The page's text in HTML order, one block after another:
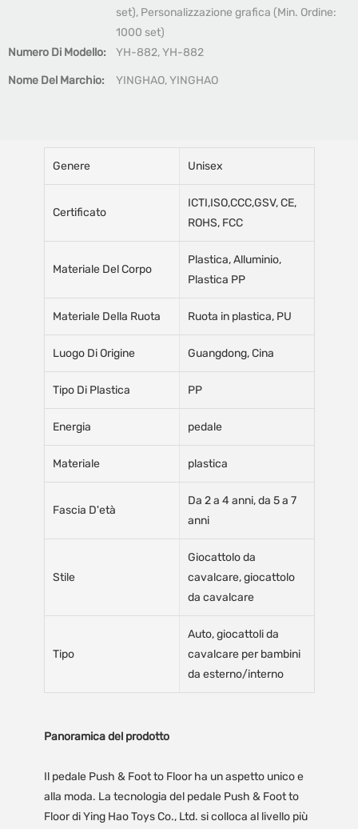
set), Personalizzazione grafica (Min. Ordine:
1000 set)
Numero Di Modello:
YH-882, YH-882
Nome Del Marchio: YINGHAO, YINGHAO
Genere Unisex
Certificato
ICTI,ISO,CCC,GSV, CE,
ROHS, FCC
Materiale Del Corpo
Plastica, Alluminio,
Plastica PP
Materiale Della Ruota Ruota in plastica, PU
Luogo Di Origine Guangdong, Cina
Tipo Di Plastica PP
Energia pedale
Materiale plastica
Fascia D'età
Da 2 a 4 anni, da 5 a 7
anni
Stile
Giocattolo da
cavalcare, giocattolo
da cavalcare
Tipo
Auto, giocattoli da
cavalcare per bambini
da esterno/interno
Panoramica del prodotto
Il pedale Push & Foot to Floor ha un aspetto unico e
alla moda. La tecnologia del pedale Push & Foot to
Floor di Ying Hao Toys Co., Ltd. si colloca al livello più